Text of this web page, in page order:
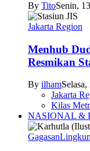
By TitoSenin,
Jakarta Region
Menhub
Resmikan
By ilham
Jakarta
Kilas
NASIONAL &
Gagasan